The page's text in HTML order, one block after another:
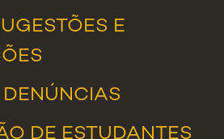
E
DENÚNCIAS
DE ESTUDANTES